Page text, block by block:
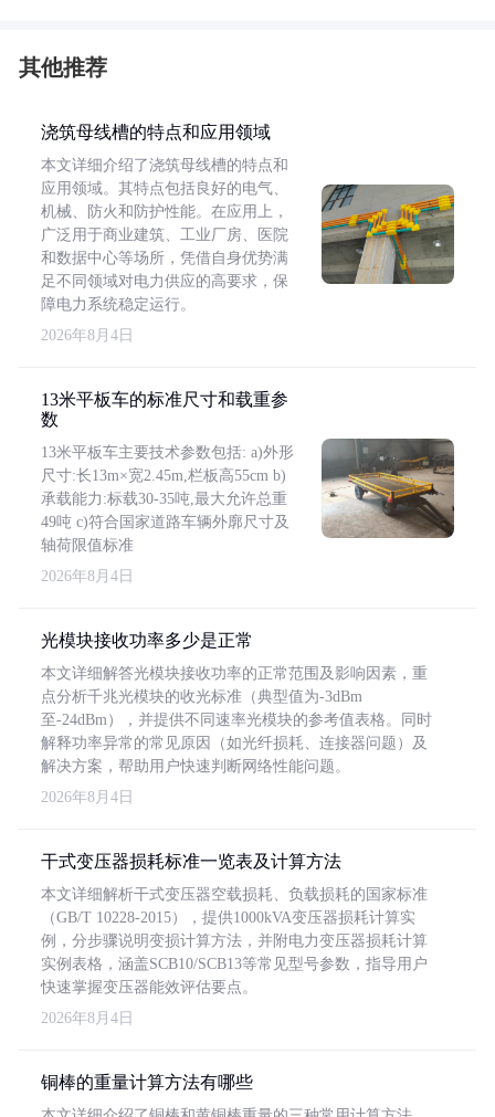
其他推荐
浇筑母线槽的特点和应用领域
本文详细介绍了浇筑母线槽的特点和
应用领域。其特点包括良好的电气、
机械、防火和防护性能。在应用上，
广泛用于商业建筑、工业厂房、医院
和数据中心等场所，凭借自身优势满
足不同领域对电力供应的高要求，保
障电力系统稳定运行。
2026年8月4日
13米平板车的标准尺寸和载重参
数
13米平板车主要技术参数包括: a)外形
尺寸:长13m×宽2.45m,栏板高55cm b)
承载能力:标载30-35吨,最大允许总重
49吨 c)符合国家道路车辆外廓尺寸及
轴荷限值标准
2026年8月4日
光模块接收功率多少是正常
本文详细解答光模块接收功率的正常范围及影响因素，重
点分析千兆光模块的收光标准（典型值为-3dBm
至-24dBm），并提供不同速率光模块的参考值表格。同时
解释功率异常的常见原因（如光纤损耗、连接器问题）及
解决方案，帮助用户快速判断网络性能问题。
2026年8月4日
干式变压器损耗标准一览表及计算方法
本文详细解析干式变压器空载损耗、负载损耗的国家标准
（GB/T 10228-2015），提供1000kVA变压器损耗计算实
例，分步骤说明变损计算方法，并附电力变压器损耗计算
实例表格，涵盖SCB10/SCB13等常见型号参数，指导用户
快速掌握变压器能效评估要点。
2026年8月4日
铜棒的重量计算方法有哪些